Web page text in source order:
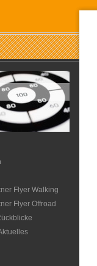
Flyer Walking
Flyer Offroad